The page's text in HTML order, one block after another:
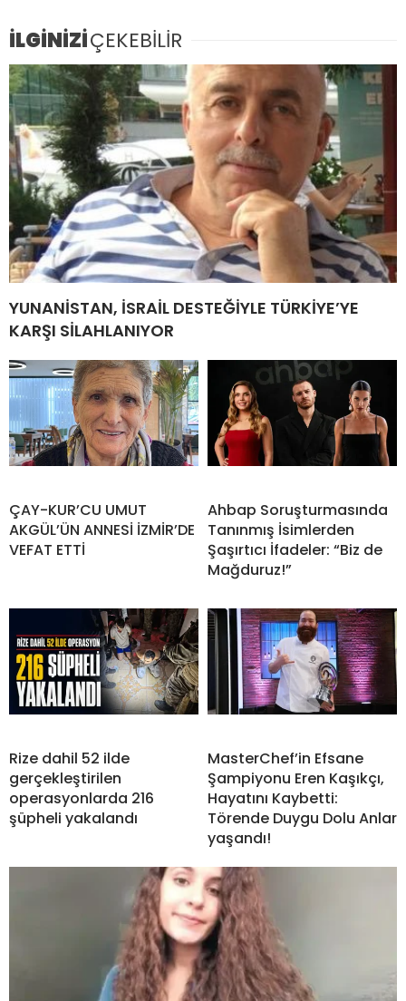
İLGİNİZİÇEKEBİLİR
YUNANİSTAN, İSRAİL DESTEĞİYLE TÜRKİYE’YE
KARŞI SİLAHLANIYOR
ÇAY-KUR’CU UMUT
AKGÜL’ÜN ANNESİ İZMİR’DE
VEFAT ETTİ
Ahbap Soruşturmasında
Tanınmış İsimlerden
Şaşırtıcı İfadeler: “Biz de
Mağduruz!”
Rize dahil 52 ilde
gerçekleştirilen
operasyonlarda 216
şüpheli yakalandı
MasterChef’in Efsane
Şampiyonu Eren Kaşıkçı,
Hayatını Kaybetti:
Törende Duygu Dolu Anlar
yaşandı!